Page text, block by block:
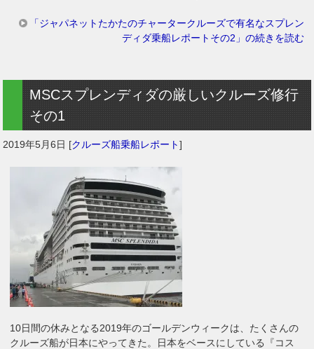
「ジャパネットたかたのチャータークルーズで有名なスプレン
ディダ乗船レポートその2」の続きを読む
MSCスプレンディダの厳しいクルーズ修行
その1
2019年5月6日 [クルーズ船乗船レポート]
10日間の休みとなる2019年のゴールデンウィークは、たくさんの
クルーズ船が日本にやってきた。日本をベースにしている『コス